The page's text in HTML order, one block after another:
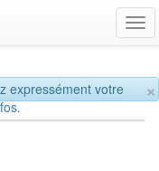
×
expressément votre